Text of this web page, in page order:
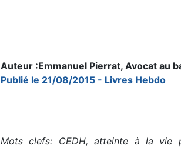
Auteur :Emmanuel Pierrat, Avocat au
Publié le 21/08/2015 - Livres Hebdo
Mots clefs: CEDH, atteinte à la vie